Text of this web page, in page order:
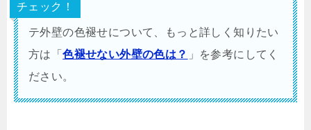
チェック！
テ外壁の色褪せについて、もっと詳しく知りたい
方は「色褪せない外壁の色は？ 」を参考にしてく
ださい。